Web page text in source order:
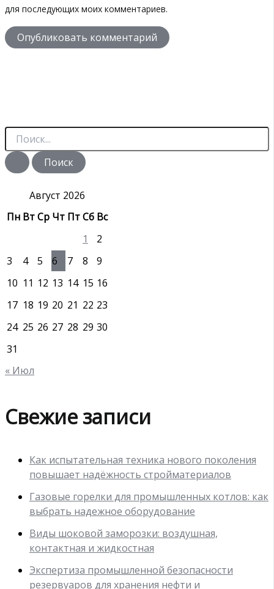
для последующих моих комментариев.
П
и
с
Август 2026
Пн ВтСр Чт ПтСб Вс
1
2
3
4 5 6 7 8
9
10 11 12 13 14 15 16
17 18 19 20 21 22 23
24 25 26 27 28 29 30
31
« Июл
Свежие записи
Как испытательная техника нового поколения
повышает надёжность стройматериалов
Газовые горелки для промышленных котлов: как
выбрать надежное оборудование
Виды шоковой заморозки: воздушная,
контактная и жидкостная
Экспертиза промышленной безопасности
резервуаров для хранения нефти и